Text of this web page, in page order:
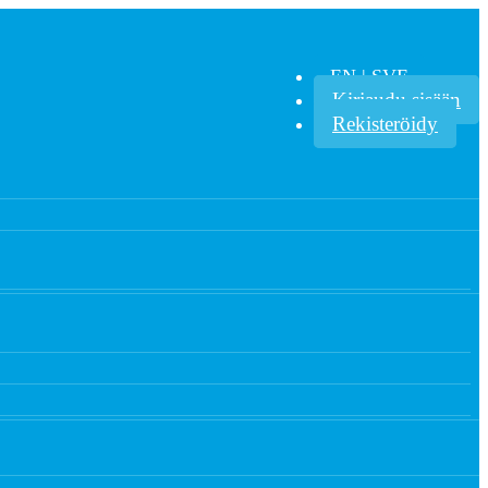
EN | SVE
Kirjaudu sisään
Rekisteröidy